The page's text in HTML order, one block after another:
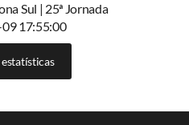
Sul | 25ª Jornada
17:55:00